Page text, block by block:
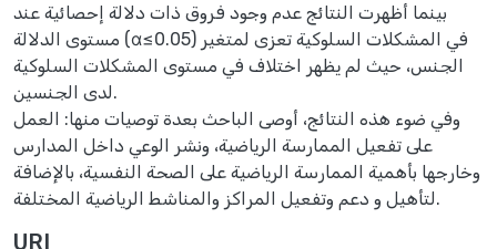
بينما أظهرت النتائج عدم وجود فروق ذات دلالة إحصائية عند
مستوى الدلالة (α≤0.05) في المشكلات السلوكية تعزى لمتغير
الجنس، حيث لم يظهر اختلاف في مستوى المشكلات السلوكية
لدى الجنسين.
وفي ضوء هذه النتائج، أوصى الباحث بعدة توصيات منها: العمل
على تفعيل الممارسة الرياضية، ونشر الوعي داخل المدارس
وخارجها بأهمية الممارسة الرياضية على الصحة النفسية، بالإضافة
لتأهيل و دعم وتفعيل المراكز والمناشط الرياضية المختلفة.
URI